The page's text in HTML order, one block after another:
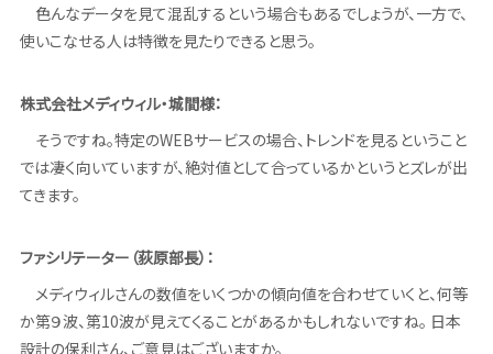
色んなデータを見て混乱するという場合もあるでしょうが、一方で、
使いこなせる人は特徴を見たりできると思う。
株式会社メディウィル・城間様：
そうですね。特定のWEBサービスの場合、トレンドを見るということ
では凄く向いていますが、絶対値として合っているかというとズレが出
てきます。
ファシリテーター（荻原部長）：
メディウィルさんの数値をいくつかの傾向値を合わせていくと、何等
か第９波、第10波が見えてくることがあるかもしれないですね。 日本
設計の保利さん、ご意見はございますか。